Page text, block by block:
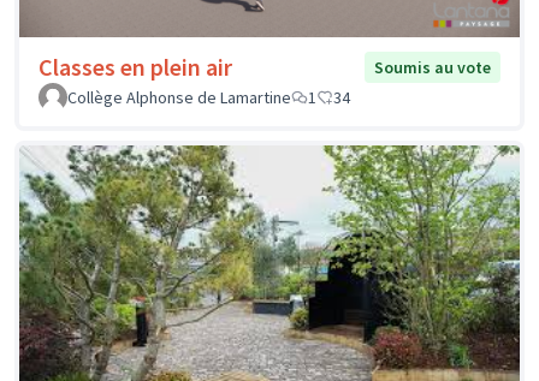
Classes en plein air
Soumis au vote
Collège Alphonse de Lamartine
1 34